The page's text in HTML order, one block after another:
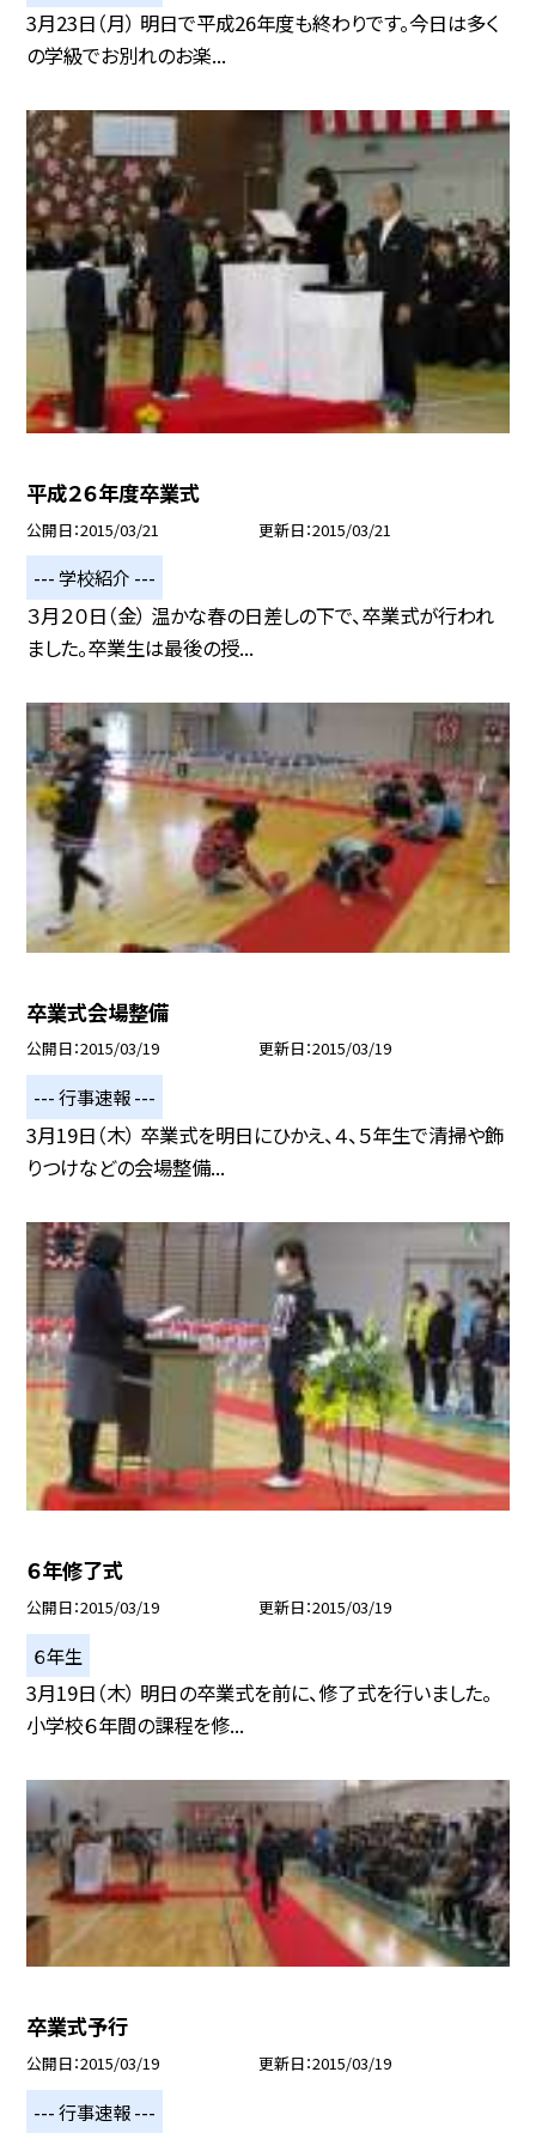
3月23日（月） 明日で平成26年度も終わりです。今日は多く
の学級でお別れのお楽...
平成２６年度卒業式
公開日 2015/03/21 更新日 2015/03/21
--- 学校紹介 ---
３月２０日（金） 温かな春の日差しの下で、卒業式が行われ
ました。卒業生は最後の授...
卒業式会場整備
公開日 2015/03/19 更新日 2015/03/19
--- 行事速報 ---
3月19日（木） 卒業式を明日にひかえ、４、５年生で清掃や飾
りつけなどの会場整備...
６年修了式
公開日 2015/03/19 更新日 2015/03/19
６年生
3月19日（木） 明日の卒業式を前に、修了式を行いました。
小学校６年間の課程を修...
卒業式予行
公開日 2015/03/19 更新日 2015/03/19
--- 行事速報 ---